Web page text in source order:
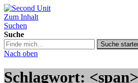
Second Unit
Zum Inhalt
Suchen
Suche
Suche
in
podcast.de/
Suche
Nach oben
Schlagwort: